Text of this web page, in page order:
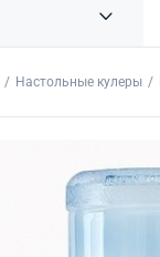
Настольные кулеры